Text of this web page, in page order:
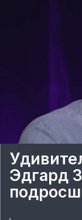
Эдгард